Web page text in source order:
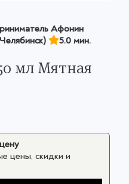
Афонин
5.0 мин.
мл Мятная
цены, скидки и